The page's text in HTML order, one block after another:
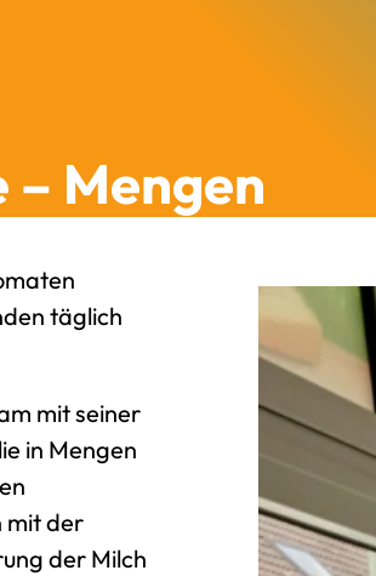
Mengen
täglich
mit seiner
in Mengen
mit der
der Milch